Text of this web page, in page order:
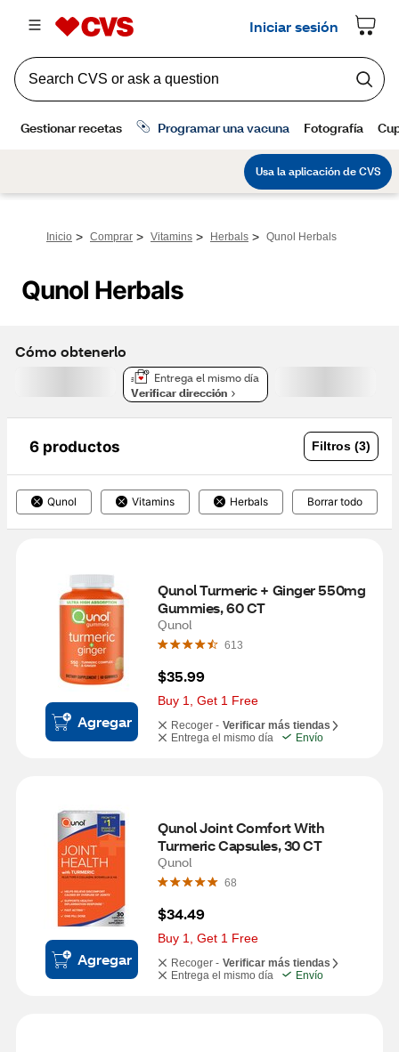
Inicio > Comprar > Vitamins > Herbals > Qunol Herbals
Qunol Herbals
Cómo obtenerlo
Entrega el mismo día
Verificar dirección
6 productos Filtros (3)
Qunol Vitamins Herbals Borrar todo
Agregar
Qunol Turmeric + Ginger 550mg
Gummies, 60 CT
Qunol
613
$35.99
Buy 1, Get 1 Free
Recoger - Verificar más tiendas
Entrega el mismo día
Envío
Agregar
Qunol Joint Comfort With
Turmeric Capsules, 30 CT
Qunol
68
$34.49
Buy 1, Get 1 Free
Recoger - Verificar más tiendas
Entrega el mismo día
Envío